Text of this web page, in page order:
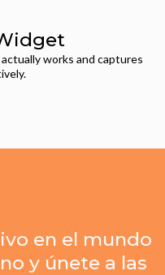
works and captures
en el mundo
y únete a las